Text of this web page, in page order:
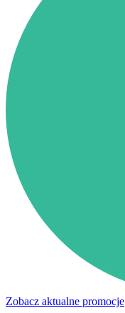
Zobacz aktualne promocje